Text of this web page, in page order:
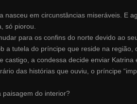
em circunstâncias miseráveis. E
só piorou.
para os confins do norte devido ao
a tutela do príncipe que reside na região,
a condessa decide enviar Katrina
das histórias que ouviu, o príncipe
paisagem do interior?